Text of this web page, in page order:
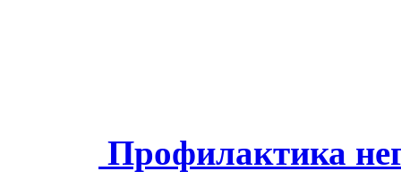
Профилактика